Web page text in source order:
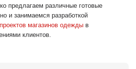
предлагаем различные готовые
и занимаемся разработкой
магазинов одежды в
клиентов.